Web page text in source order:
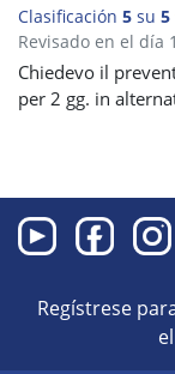
Clasificación 5 su 5
Revisado en el día
Chiedevo il
per 2 gg. in
Regístrese